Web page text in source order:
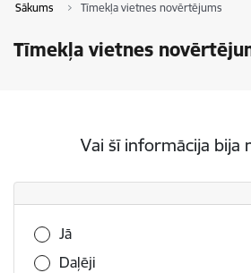
Sākums Tīmekļa vietnes novērtējums
Tīmekļa vietnes
Vai šī informācija bija
Vai šī informācija bija noderīga?
Jā
Daļēji